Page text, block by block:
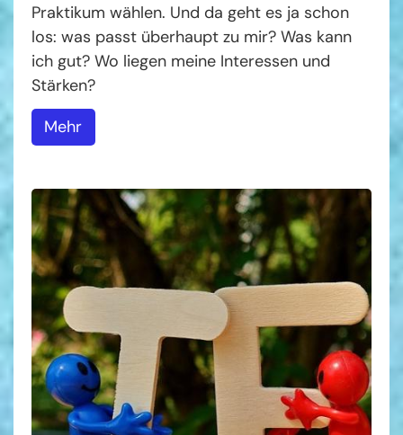
Praktikum wählen. Und da geht es ja schon
los: was passt überhaupt zu mir? Was kann
ich gut? Wo liegen meine Interessen und
Stärken?
Mehr